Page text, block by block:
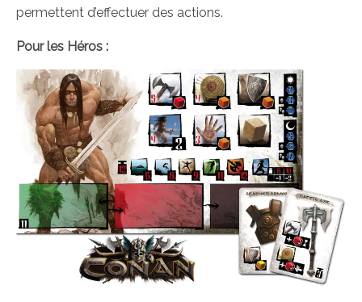
permettent d’effectuer des actions.
Pour les Héros :